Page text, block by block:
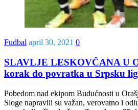
Fudbal april 30, 2021 0
SLAVLJE LESKOVČANA U
korak do povratka u Srpsku
Pobedom nad ekipom Budućnosti u
Sloge napravili su važan, verovatno i